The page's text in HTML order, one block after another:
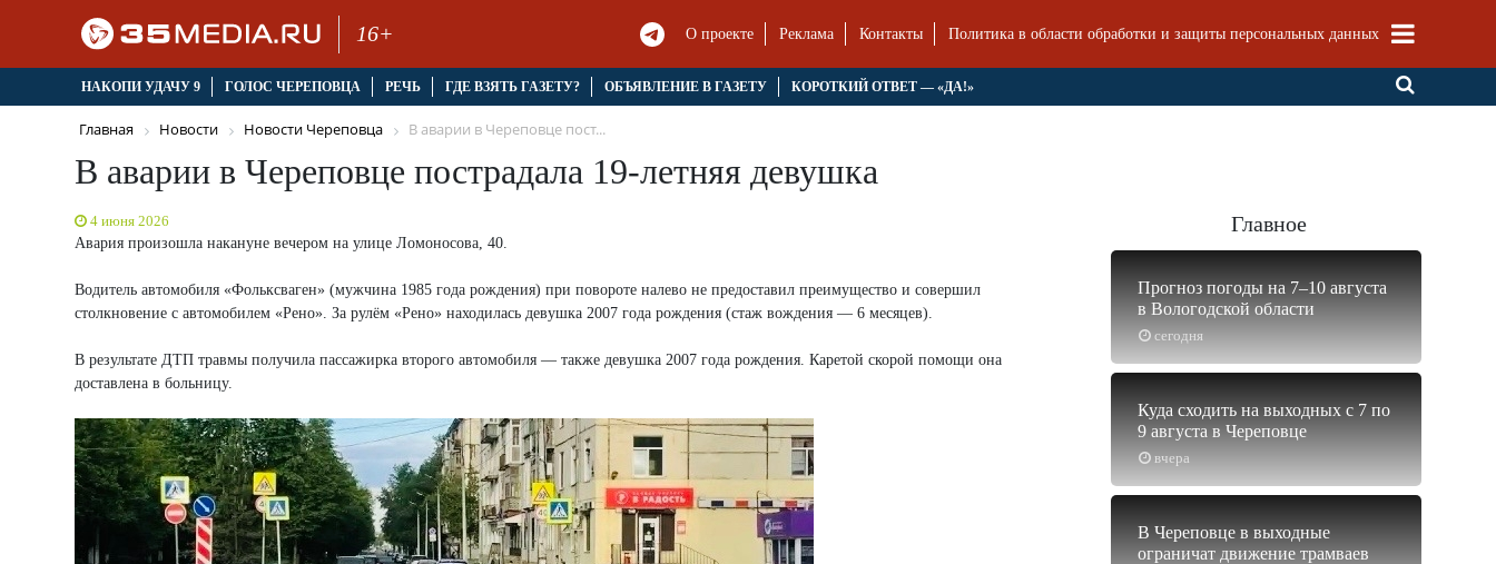
16+ О проекте Реклама Контакты Политика в области обработки и защиты персональных данных
НАКОПИ УДАЧУ 9 ГОЛОС ЧЕРЕПОВЦА РЕЧЬ ГДЕ ВЗЯТЬ ГАЗЕТУ? ОБЪЯВЛЕНИЕ В ГАЗЕТУ КОРОТКИЙ ОТВЕТ — «ДА!»
Главная Новости Новости Череповца В аварии в Череповце пост...
В аварии в Череповце пострадала 19-летняя девушка
4 июня 2026
Авария произошла накануне вечером на улице Ломоносова, 40.
Водитель автомобиля «Фольксваген» (мужчина 1985 года рождения) при повороте налево не предоставил преимущество и совершил
столкновение с автомобилем «Рено». За рулём «Рено» находилась девушка 2007 года рождения (стаж вождения — 6 месяцев).
В результате ДТП травмы получила пассажирка второго автомобиля — также девушка 2007 года рождения. Каретой скорой помощи она
доставлена в больницу.
Главное
сегодня
Прогноз погоды на 7–10 августа
в Вологодской области
вчера
Куда сходить на выходных с 7 по
9 августа в Череповце
В Череповце в выходные
ограничат движение трамваев